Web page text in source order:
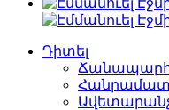
Դիտել
Ճանապարհ